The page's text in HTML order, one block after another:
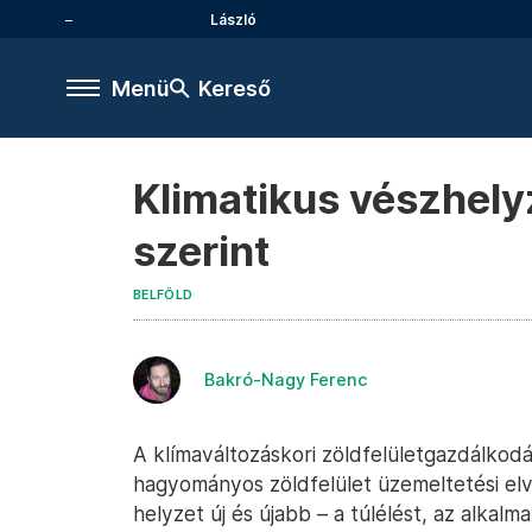
László
Menü Kereső
Klimatikus
szerint
BELFÖLD
Bakró-Nagy Ferenc
A klímaváltozáskori
hagyományos zöldfelület üzemeltetési
helyzet új és újabb – a túlélést, az